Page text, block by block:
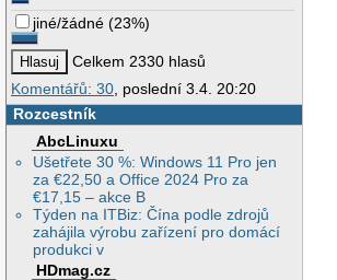
jiné/žádné (23%)
Celkem 2330 hlasů
Komentářů: 30, poslední 3.4. 20:20
Rozcestník
AbcLinuxu
Ušetřete 30 %: Windows 11 Pro jen
za €22,50 a Office 2024 Pro za
€17,15 – akce B
Týden na ITBiz: Čína podle zdrojů
zahájila výrobu zařízení pro domácí
produkci v
HDmag.cz